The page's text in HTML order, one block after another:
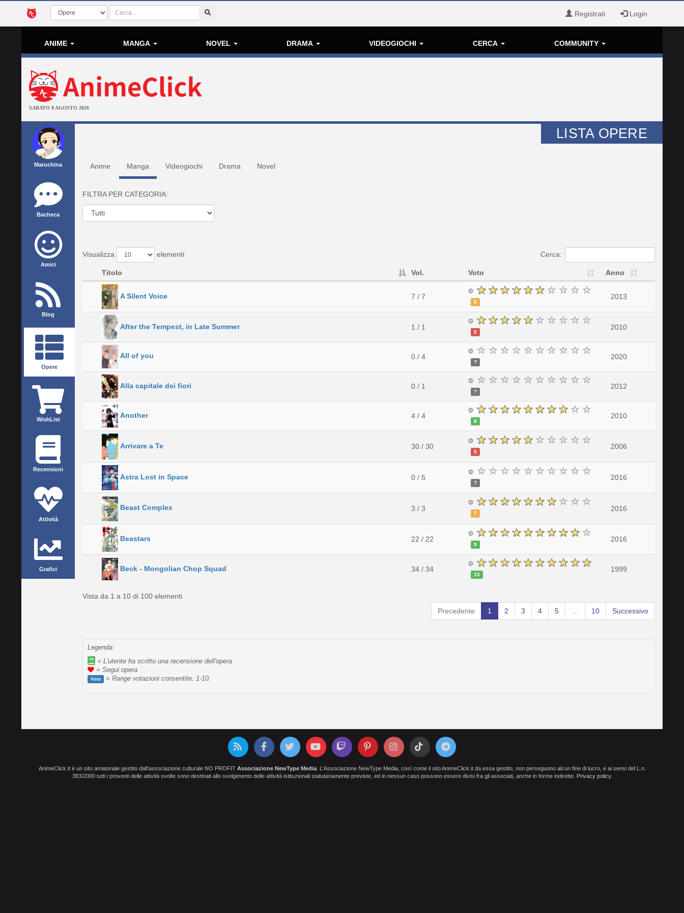
Registrati Login
ANIME MANGA NOVEL DRAMA VIDEOGIOCHI CERCA COMMUNITY
SABATO 8 AGOSTO 2026
Maruchina
Bacheca
Amici
Blog
Opere
WishList
Recensioni
Attività
Grafici
LISTA OPERE
Anime Manga Videogiochi Drama Novel
FILTRA PER CATEGORIA:
Visualizza elementi Cerca:
Titolo Vol. Voto Anno
A Silent Voice 7 / 7
6
2013
After the Tempest, in Late Summer 1 / 1
5
2010
All of you 0 / 4
?
2020
Alla capitale dei fiori 0 / 1
?
2012
Another 4 / 4
8
2010
Arrivare a Te 30 / 30
5
2006
Astra Lost in Space 0 / 5
?
2016
Beast Complex 3 / 3
7
2016
Beastars 22 / 22
9
2016
Beck - Mongolian Chop Squad 34 / 34
10
1999
Vista da 1 a 10 di 100 elementi
Precedente
1 2 3 4 5 10 Successivo
Legenda:
= L'utente ha scritto una recensione dell'opera
= Segui opera
Voto = Range votazioni consentite: 1-10.
AnimeClick.it è un sito amatoriale gestito dall'associazione culturale NO PROFIT Associazione NewType Media. L'Associazione NewType Media, così come il sito AnimeClick.it da essa gestito, non perseguono alcun fine di lucro, e ai sensi del L.n.
383/2000 tutti i proventi delle attività svolte sono destinati allo svolgimento delle attività istituzionali statutariamente previste, ed in nessun caso possono essere divisi fra gli associati, anche in forme indirette. Privacy policy.